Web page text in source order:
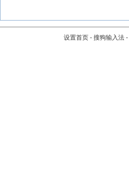
设置首页 - 搜狗输入法 -